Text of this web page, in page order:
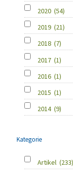
2020 (54)
2019 (21)
2018 (7)
2017 (1)
2016 (1)
2015 (1)
2014 (9)
Kategorie
Artikel (233)